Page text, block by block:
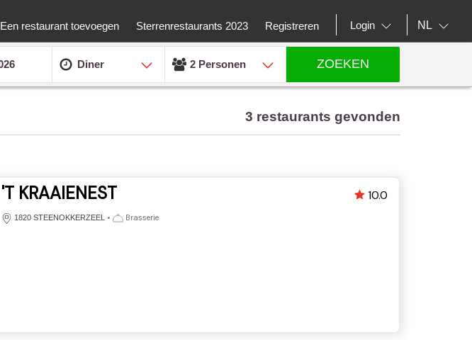
Een restaurant toevoegen Sterrenrestaurants 2023 Registreren Login NL
Diner 2 Personen ZOEKEN
3 restaurants gevonden
'T KRAAIENEST
1820 STEENOKKERZEEL • Brasserie
10.0